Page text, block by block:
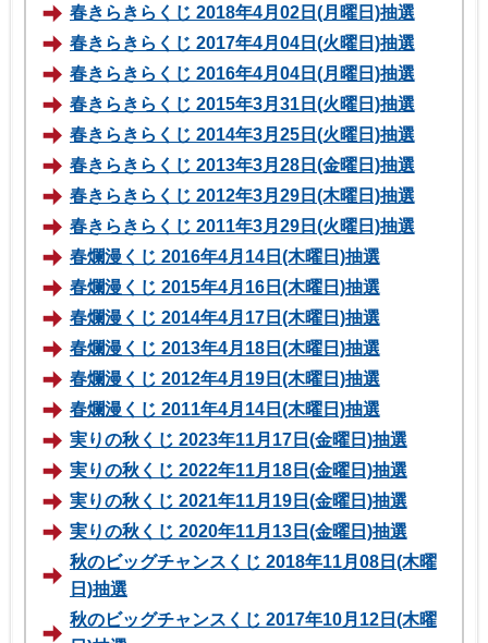
春きらきらくじ 2018年4月02日(月曜日)抽選
春きらきらくじ 2017年4月04日(火曜日)抽選
春きらきらくじ 2016年4月04日(月曜日)抽選
春きらきらくじ 2015年3月31日(火曜日)抽選
春きらきらくじ 2014年3月25日(火曜日)抽選
春きらきらくじ 2013年3月28日(金曜日)抽選
春きらきらくじ 2012年3月29日(木曜日)抽選
春きらきらくじ 2011年3月29日(火曜日)抽選
春爛漫くじ 2016年4月14日(木曜日)抽選
春爛漫くじ 2015年4月16日(木曜日)抽選
春爛漫くじ 2014年4月17日(木曜日)抽選
春爛漫くじ 2013年4月18日(木曜日)抽選
春爛漫くじ 2012年4月19日(木曜日)抽選
春爛漫くじ 2011年4月14日(木曜日)抽選
実りの秋くじ 2023年11月17日(金曜日)抽選
実りの秋くじ 2022年11月18日(金曜日)抽選
実りの秋くじ 2021年11月19日(金曜日)抽選
実りの秋くじ 2020年11月13日(金曜日)抽選
秋のビッグチャンスくじ 2018年11月08日(木曜
日)抽選
秋のビッグチャンスくじ 2017年10月12日(木曜